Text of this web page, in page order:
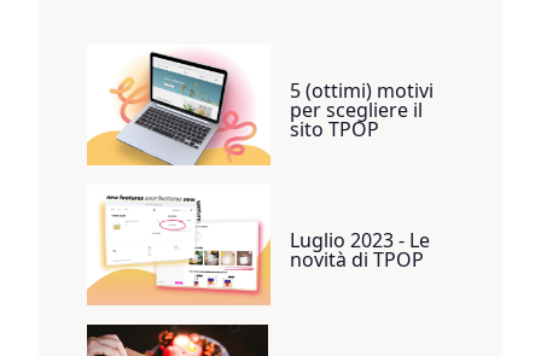
5 (ottimi) motivi
per scegliere il
sito TPOP
Luglio 2023 - Le
novità di TPOP